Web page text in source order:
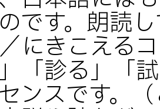
です。朗読
にきこえる
」「診る」「
ンスです。